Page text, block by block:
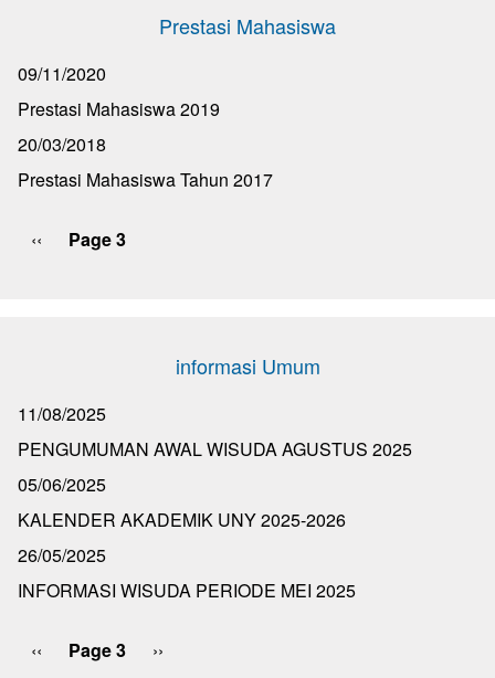
Prestasi Mahasiswa
09/11/2020
Prestasi Mahasiswa 2019
20/03/2018
Prestasi Mahasiswa Tahun 2017
Pagination
Previous
‹‹ Page 3
informasi Umum
11/08/2025
PENGUMUMAN AWAL WISUDA AGUSTUS 2025
05/06/2025
KALENDER AKADEMIK UNY 2025-2026
26/05/2025
INFORMASI WISUDA PERIODE MEI 2025
Pagination
Previous
‹‹ Page 3
Next
››